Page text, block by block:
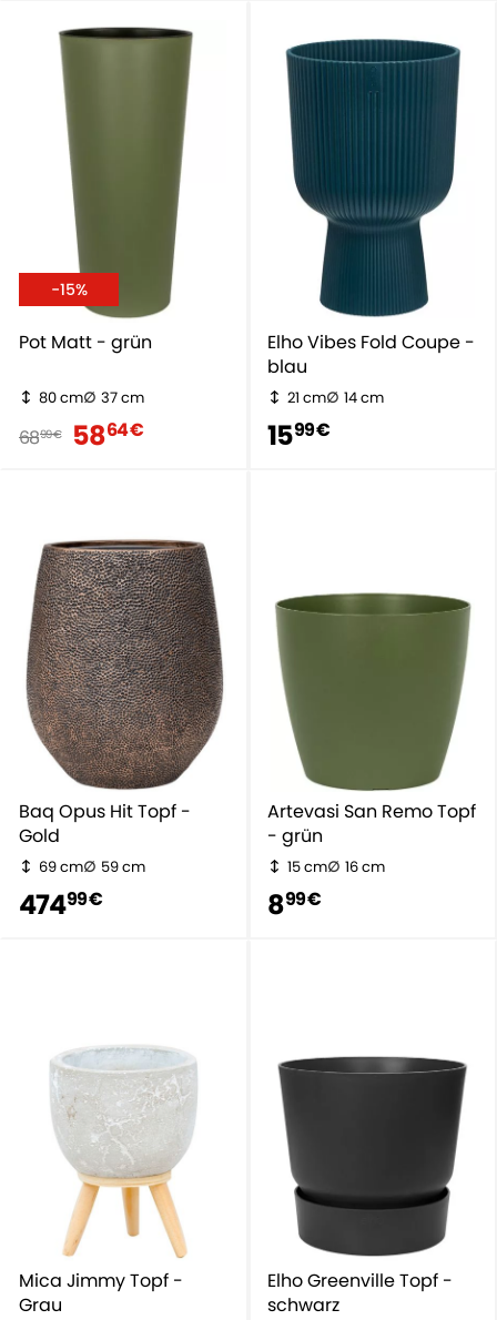
-15%
Pot Matt - grün
80 cm 37 cm
6899 € 5864 €
Elho Vibes Fold Coupe -
blau
21 cm 14 cm
1599 €
Baq Opus Hit Topf -
Gold
69 cm 59 cm
47499 €
Artevasi San Remo Topf
- grün
15 cm 16 cm
899 €
Mica Jimmy Topf -
Grau
Elho Greenville Topf -
schwarz